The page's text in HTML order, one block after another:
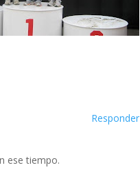
ese tiempo.
Responder